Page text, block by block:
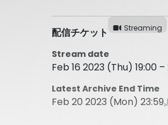
配信チケット Streaming
Stream date
Feb 16 2023 (Thu) 19:00 –
Latest Archive End Time
Feb 20 2023 (Mon) 23:59